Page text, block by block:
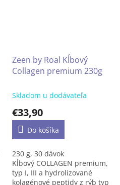
Zeen by Roal Kĺbový
Collagen premium 230g
Skladom u dodávateľa
€33,90
Do košíka
230 g, 30 dávok
Kĺbový COLLAGEN premium,
typ I, III a hydrolizované
kolagénové peptidy z rýb typ